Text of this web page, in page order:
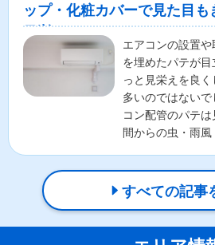
ップ・化粧カバーで見た目
コツ
エアコンの設置
を埋めたパテが
っと見栄えを良
多いのではない
コン配管のパテ
間からの虫・雨
すべての記事